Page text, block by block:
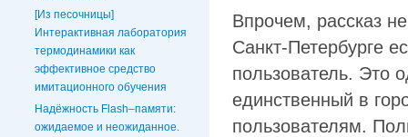
[Из песочницы]
Интерактивная лаборатория
термодинамики как
эффективное средство
имитационного обучения
Надёжность Flash–памяти:
ожидаемое и неожиданное.
Впрочем, рассказ
Санкт-Петербурге
пользователь. Это
единственный в
пользователям.